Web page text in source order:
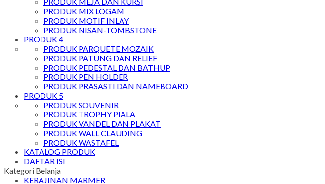
PRODUK MIX LOGAM
PRODUK MOTIF INLAY
PRODUK NISAN-TOMBSTONE
PRODUK 4
PRODUK PARQUETE MOZAIK
PRODUK PATUNG DAN RELIEF
PRODUK PEDESTAL DAN BATHUP
PRODUK PEN HOLDER
PRODUK PRASASTI DAN NAMEBOARD
PRODUK 5
PRODUK SOUVENIR
PRODUK TROPHY PIALA
PRODUK VANDEL DAN PLAKAT
PRODUK WALL CLAUDING
PRODUK WASTAFEL
KATALOG PRODUK
DAFTAR ISI
Kategori Belanja
KERAJINAN MARMER